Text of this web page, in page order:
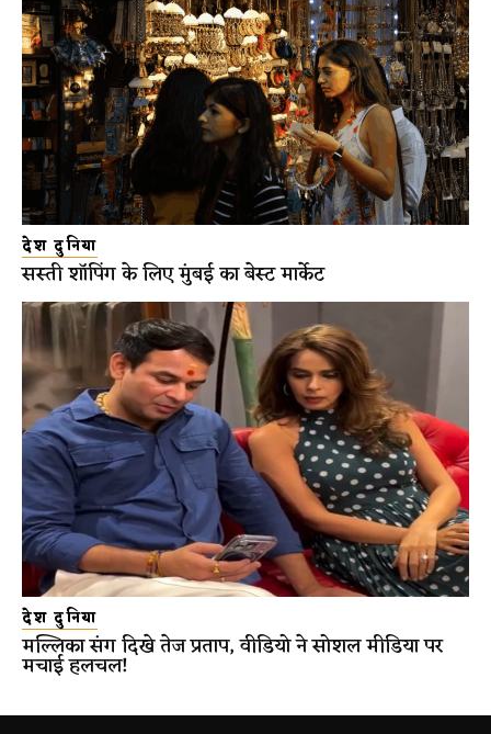
देश दुनिया
सस्ती शॉपिंग के लिए मुंबई का बेस्ट मार्केट
देश दुनिया
मल्लिका संग दिखे तेज प्रताप, वीडियो ने सोशल मीडिया पर
मचाई हलचल!